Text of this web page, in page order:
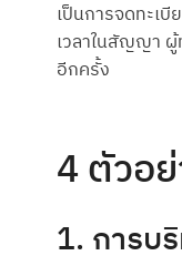
เป็นการจดทะเ
เวลาในสัญญา ผู้
อีกครั้ง
4 ตัวอ
1. การบ